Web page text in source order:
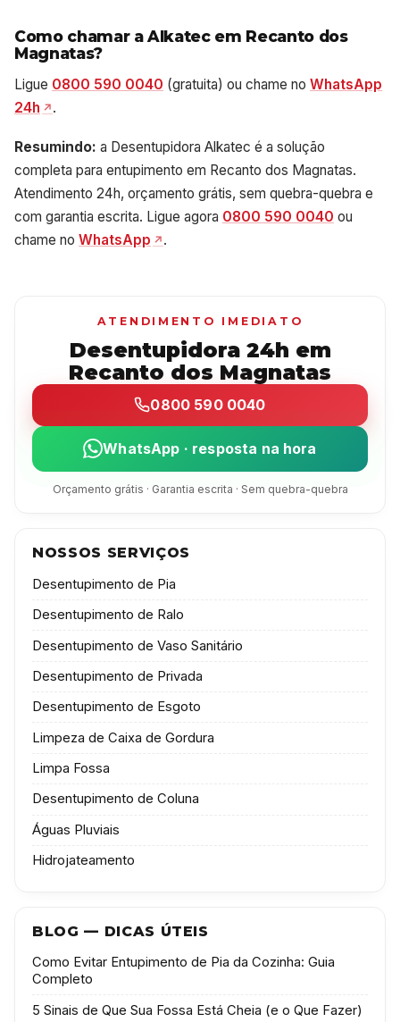
Como chamar a Alkatec em Recanto dos
Magnatas?
Ligue 0800 590 0040 (gratuita) ou chame no WhatsApp
24h
.
Resumindo: a Desentupidora Alkatec é a solução
completa para entupimento em Recanto dos Magnatas.
Atendimento 24h, orçamento grátis, sem quebra-quebra e
com garantia escrita. Ligue agora 0800 590 0040 ou
chame no WhatsApp .
ATENDIMENTO IMEDIATO
Desentupidora 24h em
Recanto dos Magnatas
0800 590 0040
WhatsApp · resposta na hora
Orçamento grátis · Garantia escrita · Sem quebra-quebra
NOSSOS SERVIÇOS
Desentupimento de Pia
Desentupimento de Ralo
Desentupimento de Vaso Sanitário
Desentupimento de Privada
Desentupimento de Esgoto
Limpeza de Caixa de Gordura
Limpa Fossa
Desentupimento de Coluna
Águas Pluviais
Hidrojateamento
BLOG — DICAS ÚTEIS
Como Evitar Entupimento de Pia da Cozinha: Guia
Completo
5 Sinais de Que Sua Fossa Está Cheia (e o Que Fazer)